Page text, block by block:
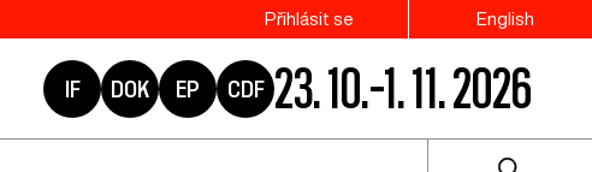
Přihlásit se English
IF DOK EP CDF 23. 10.–1. 11. 2026